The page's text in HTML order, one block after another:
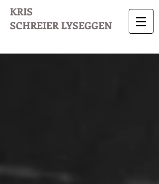
KRIS
SCHREIERLYSEGGEN